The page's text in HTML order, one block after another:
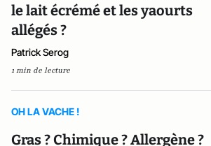
le lait écrémé et les yaourts
allégés ?
Patrick Serog
1 min de lecture
OH LA VACHE !
Gras ? Chimique ? Allergène ?